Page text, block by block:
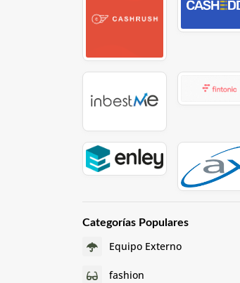
Categorías Populares
Equipo Externo
fashion